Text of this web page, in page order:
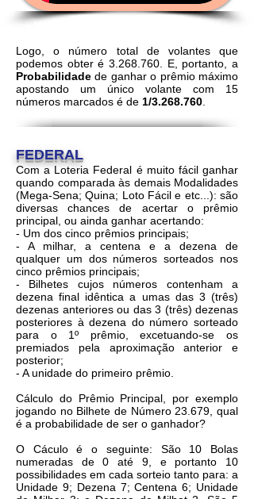
Logo, o número total de volantes que
podemos obter é 3.268.760 . E, portanto, a
Probabilidade de ganhar o prêmio máximo
apostando um único volante com 15
números marcados é de 1/3.268.760
FEDERAL
Com a Loteria Federal é muito fácil ganhar
quando comparada às demais Modalidades
(Mega-Sena; Quina; Loto Fácil e etc...): são
diversas chances de acertar o prêmio
principal, ou ainda ganhar acertando:
- Um dos cinco prêmios principais;
- A milhar, a centena e a dezena de
qualquer um dos números sorteados nos
cinco prêmios principais;
- Bilhetes cujos números contenham a
dezena final idêntica a umas das 3 (três)
dezenas anteriores ou das 3 (três) dezenas
posteriores à dezena do número sorteado
para o 1º prêmio, excetuando-se os
premiados pela aproximação anterior e
posterior;
- A unidade do primeiro prêmio.
Cálculo do Prêmio Principal, por exemplo
jogando no Bilhete de Número 23.679, qual
é a probabilidade de ser o ganhador?
O Cáculo é o seguinte: São 10 Bolas
numeradas de 0 até 9, e portanto 10
possibilidades em cada sorteio tanto para: a
Unidade 9; Dezena 7; Centena 6; Unidade